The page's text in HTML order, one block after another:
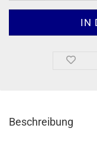
Beschreibung